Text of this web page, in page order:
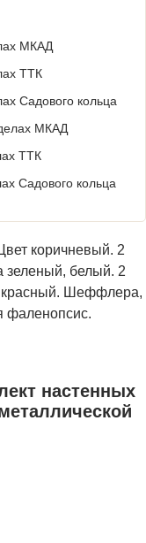
МКАД
ТТК
Садового кольца
МКАД
ТТК
Садового кольца
коричневый. 2
белый. 2
красный. Шеффлера,
фаленопсис.
настенных